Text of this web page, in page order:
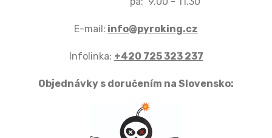
E-mail: info@pyroking.cz
Infolinka: +420 725 323 237
Objednávky s doručením na Slovensko: